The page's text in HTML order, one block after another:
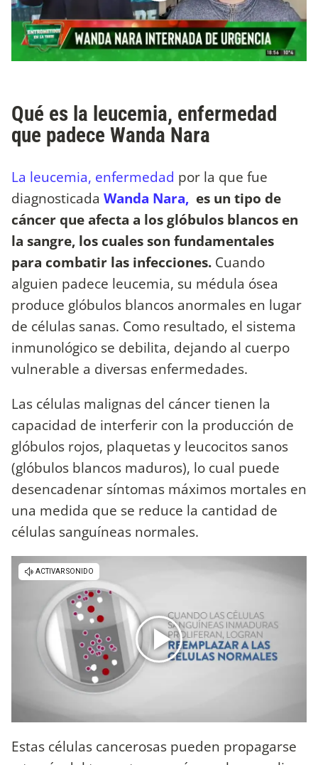
Qué es la leucemia, enfermedad
que padece Wanda Nara
La leucemia, enfermedad por la que fue
diagnosticada Wanda Nara, es un tipo de
cáncer que afecta a los glóbulos blancos en
la sangre, los cuales son fundamentales
para combatir las infecciones. Cuando
alguien padece leucemia, su médula ósea
produce glóbulos blancos anormales en lugar
de células sanas. Como resultado, el sistema
inmunológico se debilita, dejando al cuerpo
vulnerable a diversas enfermedades.
Las células malignas del cáncer tienen la
capacidad de interferir con la producción de
glóbulos rojos, plaquetas y leucocitos sanos
(glóbulos blancos maduros), lo cual puede
desencadenar síntomas máximos mortales en
una medida que se reduce la cantidad de
células sanguíneas normales.
Estas células cancerosas pueden propagarse